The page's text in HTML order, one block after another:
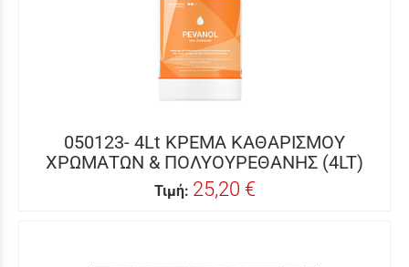
050123- 4Lt ΚΡΕΜΑ ΚΑΘΑΡΙΣΜΟΥ
ΧΡΩΜΑΤΩΝ & ΠΟΛΥΟΥΡΕΘΑΝΗΣ (4LT)
Τιμή: 25,20 €